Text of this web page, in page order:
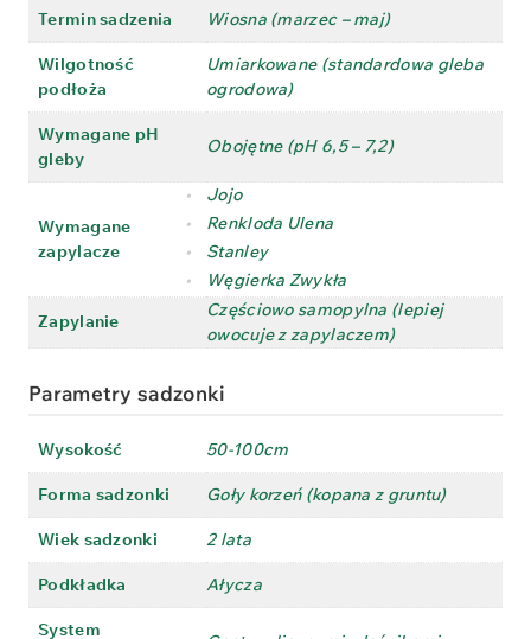
Termin sadzenia Wiosna (marzec – maj)
Wilgotność
podłoża
Umiarkowane (standardowa gleba
ogrodowa)
Wymagane pH
gleby
Obojętne (pH 6,5 – 7,2)
Wymagane
zapylacze
•
Jojo
•
Renkloda Ulena
•
Stanley
•
Węgierka Zwykła
Zapylanie
Częściowo samopylna (lepiej
owocuje z zapylaczem)
Parametry sadzonki
Wysokość 50-100cm
Forma sadzonki Goły korzeń (kopana z gruntu)
Wiek sadzonki 2 lata
Podkładka Ałycza
System